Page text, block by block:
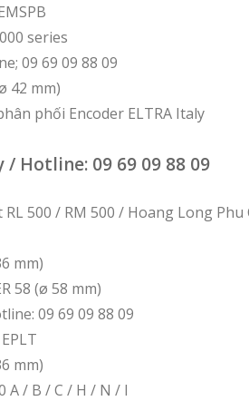
series
09 69 09 88 09
42 mm)
phối Encoder ELTRA Italy
/ Hotline: 09 69 09 88 09
500 / RM 500 / Hoang Long
mm)
58 (ø 58 mm)
09 69 09 88 09
mm)
A / B / C / H / N / I